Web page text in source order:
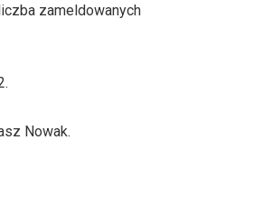
zameldowanych
Nowak.